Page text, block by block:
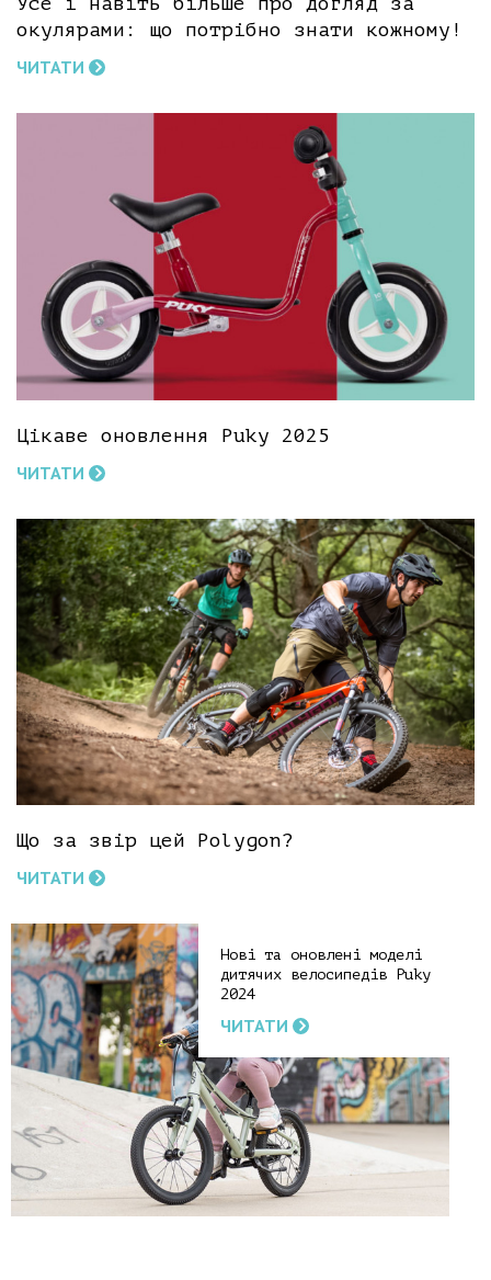
окулярами: що потрібно знати кожному!
ЧИТАТИ
Цікаве оновлення Puky 2025
ЧИТАТИ
Що за звір цей Polygon?
ЧИТАТИ
Нові та оновлені моделі
дитячих велосипедів Puky
2024
ЧИТАТИ